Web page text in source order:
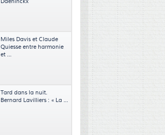
Miles Davis et Claude
Quiesse entre harmonie
et ...
Tard dans la nuit.
Bernard Lavilliers : « La ...